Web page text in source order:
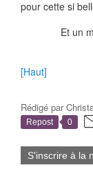
pour cette si
Et un
[Haut]
Rédigé par
Repost 0
S'inscrire à la